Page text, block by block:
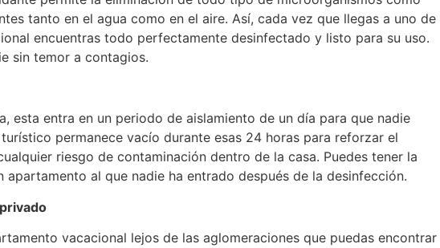
tanto en el agua como en el aire. Así, cada vez que llegas a uno de
encuentras todo perfectamente desinfectado y listo para su uso.
sin temor a contagios.
esta entra en un periodo de aislamiento de un día para que nadie
permanece vacío durante esas 24 horas para reforzar el
riesgo de contaminación dentro de la casa. Puedes tener la
apartamento al que nadie ha entrado después de la desinfección.
vacacional lejos de las aglomeraciones que puedas encontrar